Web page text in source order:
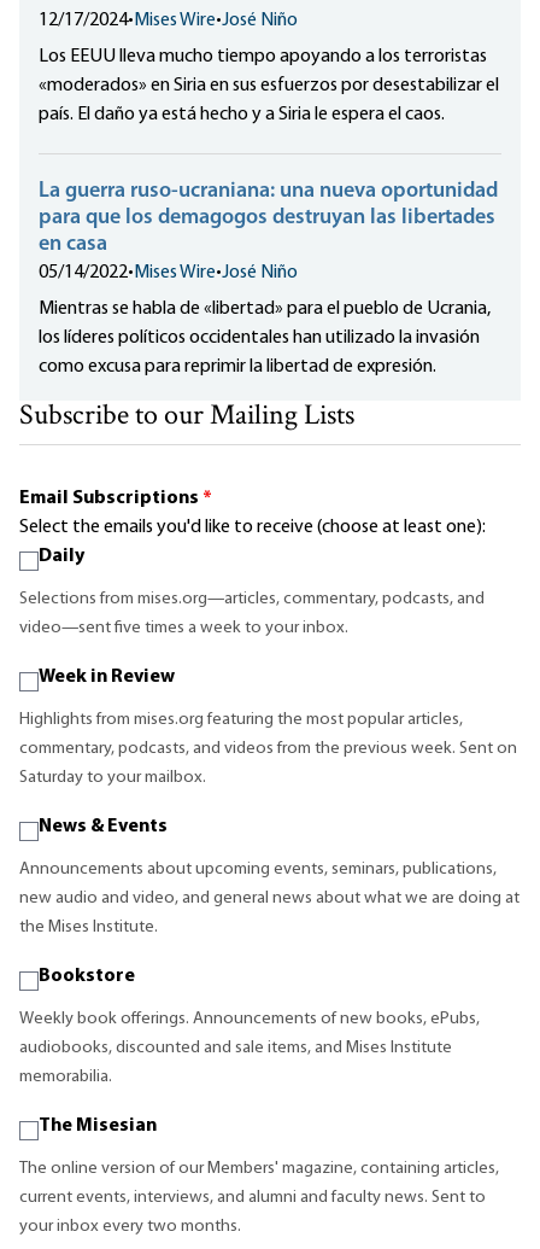
12/17/2024• Mises Wire•José Niño
Los EEUU lleva mucho tiempo apoyando a los terroristas
«moderados» en Siria en sus esfuerzos por desestabilizar el
país. El daño ya está hecho y a Siria le espera el caos.
La guerra ruso-ucraniana: una nueva oportunidad
para que los demagogos destruyan las libertades
en casa
05/14/2022• Mises Wire•José Niño
Mientras se habla de «libertad» para el pueblo de Ucrania,
los líderes políticos occidentales han utilizado la invasión
como excusa para reprimir la libertad de expresión.
Subscribe to our Mailing Lists
Email Subscriptions *
Select the emails you'd like to receive (choose at least one):
Daily
Selections from mises.org—articles, commentary, podcasts, and
video—sent five times a week to your inbox.
Week in Review
Highlights from mises.org featuring the most popular articles,
commentary, podcasts, and videos from the previous week. Sent on
Saturday to your mailbox.
News & Events
Announcements about upcoming events, seminars, publications,
new audio and video, and general news about what we are doing at
the Mises Institute.
Bookstore
Weekly book offerings. Announcements of new books, ePubs,
audiobooks, discounted and sale items, and Mises Institute
memorabilia.
The Misesian
The online version of our Members' magazine, containing articles,
current events, interviews, and alumni and faculty news. Sent to
your inbox every two months.